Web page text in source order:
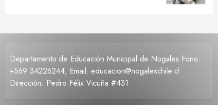
Departamento de Educación Municipal de Nogales Fono:
+569 34226244, Email: educacion@nogaleschile.cl
Dirección: Pedro Félix Vicuña #431